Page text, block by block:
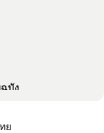
บัง
ย